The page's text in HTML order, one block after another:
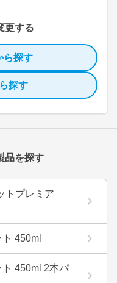
更する
ら探す
探す
品を探す
トプレミア
450ml
450ml 2本パ